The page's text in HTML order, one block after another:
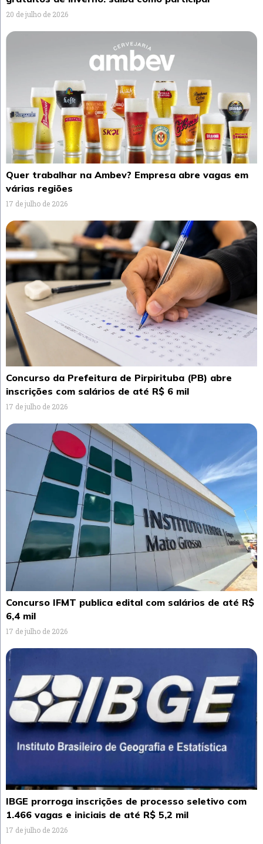
20 de julho de 2026
Quer trabalhar na Ambev? Empresa abre vagas em
várias regiões
17 de julho de 2026
Concurso da Prefeitura de Pirpirituba (PB) abre
inscrições com salários de até R$ 6 mil
17 de julho de 2026
Concurso IFMT publica edital com salários de até R$
6,4 mil
17 de julho de 2026
IBGE prorroga inscrições de processo seletivo com
1.466 vagas e iniciais de até R$ 5,2 mil
17 de julho de 2026